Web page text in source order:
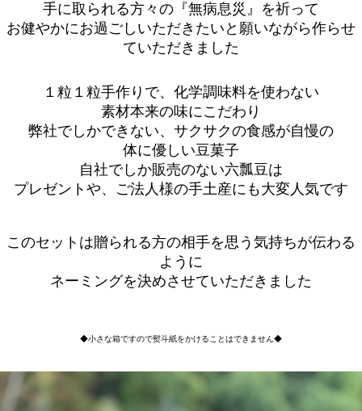
手に取られる方々の『無病息災』を祈って
お健やかにお過ごしいただきたいと願いながら作らせ
ていただきました
１粒１粒手作りで、化学調味料を使わない
素材本来の味にこだわり
弊社でしかできない、サクサクの食感が自慢の
体に優しい豆菓子
自社でしか販売のない六瓢豆は
プレゼントや、ご法人様の手土産にも大変人気です
このセットは贈られる方の相手を思う気持ちが伝わる
ように
ネーミングを決めさせていただきました
◆小さな箱ですので熨斗紙をかけることはできません◆